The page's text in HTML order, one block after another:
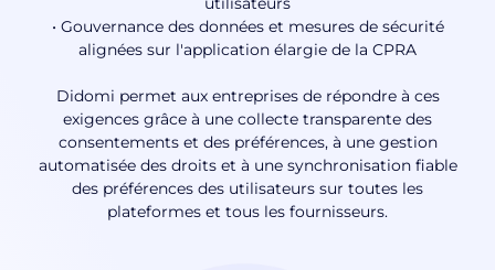
• Gouvernance des données et mesures de sécurité
alignées sur l'application élargie de la CPRA
Didomi permet aux entreprises de répondre à ces
exigences grâce à une collecte transparente des
consentements et des préférences, à une gestion
automatisée des droits et à une synchronisation fiable
des préférences des utilisateurs sur toutes les
plateformes et tous les fournisseurs.